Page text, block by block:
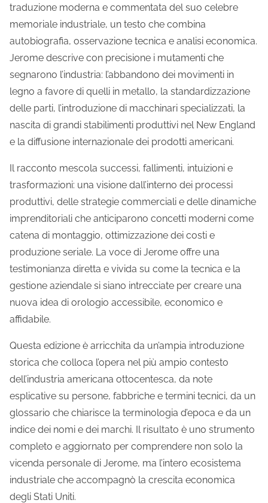
traduzione moderna e commentata del suo celebre
memoriale industriale, un testo che combina
autobiografia, osservazione tecnica e analisi economica.
Jerome descrive con precisione i mutamenti che
segnarono l’industria: l’abbandono dei movimenti in
legno a favore di quelli in metallo, la standardizzazione
delle parti, l’introduzione di macchinari specializzati, la
nascita di grandi stabilimenti produttivi nel New England
e la diffusione internazionale dei prodotti americani.
Il racconto mescola successi, fallimenti, intuizioni e
trasformazioni: una visione dall’interno dei processi
produttivi, delle strategie commerciali e delle dinamiche
imprenditoriali che anticiparono concetti moderni come
catena di montaggio, ottimizzazione dei costi e
produzione seriale. La voce di Jerome offre una
testimonianza diretta e vivida su come la tecnica e la
gestione aziendale si siano intrecciate per creare una
nuova idea di orologio accessibile, economico e
affidabile.
Questa edizione è arricchita da un’ampia introduzione
storica che colloca l’opera nel più ampio contesto
dell’industria americana ottocentesca, da note
esplicative su persone, fabbriche e termini tecnici, da un
glossario che chiarisce la terminologia d’epoca e da un
indice dei nomi e dei marchi. Il risultato è uno strumento
completo e aggiornato per comprendere non solo la
vicenda personale di Jerome, ma l’intero ecosistema
industriale che accompagnò la crescita economica
degli Stati Uniti.